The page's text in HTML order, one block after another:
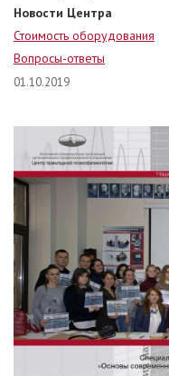
Новости Центра
Стоимость оборудования
Вопросы-ответы
01.10.2019